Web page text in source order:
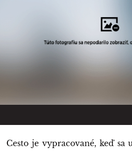
Cesto je vypracované, keď sa